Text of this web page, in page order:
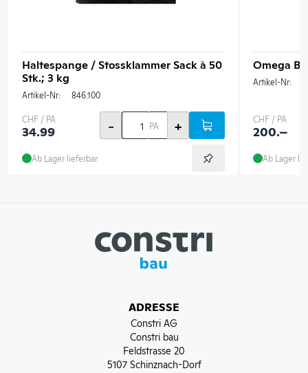
Haltespange / Stossklammer Sack à 50
Stk.; 3 kg
Artikel-Nr: 846.100
CHF / PA
34.99 - PA +
Ab Lager lieferbar
Omega
Artikel-Nr:
CHF / PA
200.–
Ab Lager
ADRESSE
Constri AG
Constri bau
Feldstrasse 20
5107 Schinznach-Dorf